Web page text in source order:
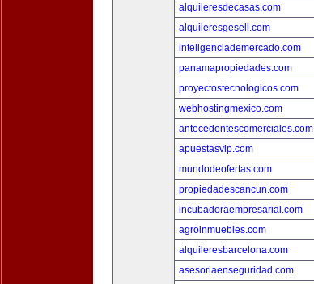
alquileresdecasas.com
alquileresgesell.com
inteligenciademercado.com
panamapropiedades.com
proyectostecnologicos.com
webhostingmexico.com
antecedentescomerciales.com
apuestasvip.com
mundodeofertas.com
propiedadescancun.com
incubadoraempresarial.com
agroinmuebles.com
alquileresbarcelona.com
asesoriaenseguridad.com